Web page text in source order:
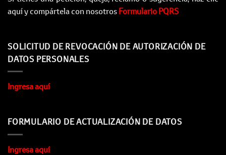
aquí y compártela con nosotros Formulario PQRS
SOLICITUD DE REVOCACIÓN DE AUTORIZACIÓN DE
DATOS PERSONALES
Ingresa aquí
FORMULARIO DE ACTUALIZACIÓN DE DATOS
Ingresa aquí